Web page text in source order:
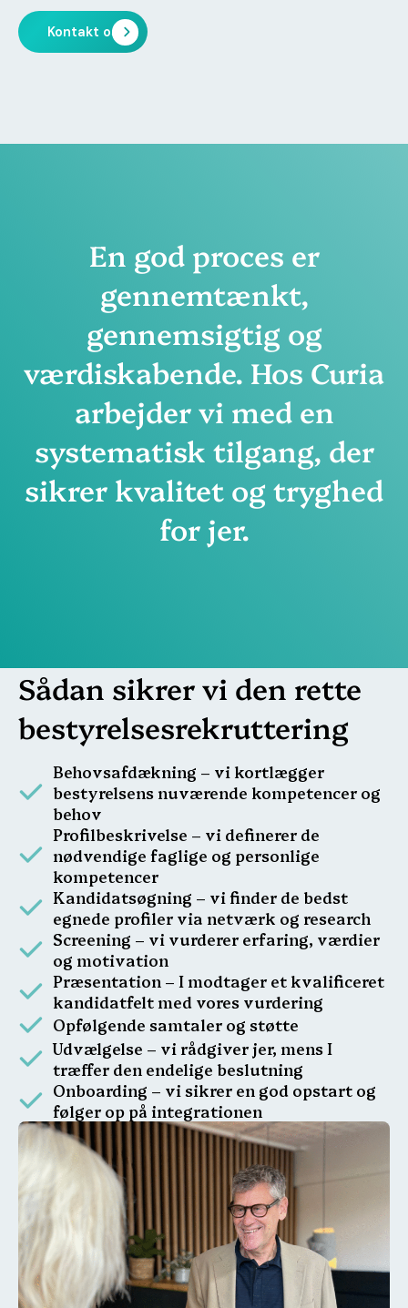
Kontakt os
En god proces er
gennemtænkt,
gennemsigtig og
værdiskabende. Hos Curia
arbejder vi med en
systematisk tilgang, der
sikrer kvalitet og tryghed
for jer.
Sådan sikrer vi den rette
bestyrelsesrekruttering
Behovsafdækning – vi kortlægger
bestyrelsens nuværende kompetencer og
behov
Profilbeskrivelse – vi definerer de
nødvendige faglige og personlige
kompetencer
Kandidatsøgning – vi finder de bedst
egnede profiler via netværk og research
Screening – vi vurderer erfaring, værdier
og motivation
Præsentation – I modtager et kvalificeret
kandidatfelt med vores vurdering
Opfølgende samtaler og støtte
Udvælgelse – vi rådgiver jer, mens I
træffer den endelige beslutning
Onboarding – vi sikrer en god opstart og
følger op på integrationen